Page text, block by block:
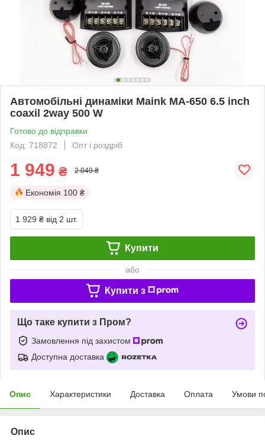
Автомобільні динаміки Maink MA-650 6.5 inch
coaxil 2way 500 W
Готово до відправки
Код: 718872
Опт і роздріб
1 949 ₴ 2 049 ₴
Економія 100 ₴
1 929 ₴ від 2 шт.
Купити
або
Купити з
Що таке купити з Пром?
Замовлення під захистом
Доступна доставка
Опис Характеристики Доставка Оплата Умови
Опис